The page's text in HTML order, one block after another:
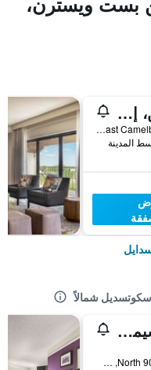
ذا فوينيشن، إيه لاكشري كوليكشن ريزورت، سكوتسديل
6000 East Camelback Road, سكوتسدايل, AZ, الولايات المتحدة الأميريكية
شمالاً
سونيستا سيمبلي سويتس فينيكس سكوتسديل
10740 North 90th Street, سكوتسدايل, AZ, الولايات المتحدة الأميريكية